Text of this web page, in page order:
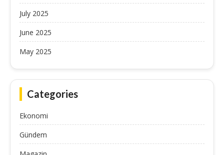
July 2025
June 2025
May 2025
Categories
Ekonomi
Gündem